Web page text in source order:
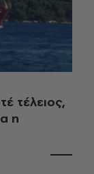
τέλειος,
η